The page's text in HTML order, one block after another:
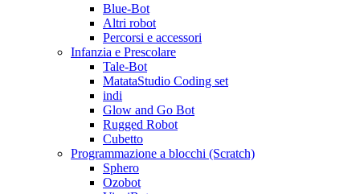
Blue-Bot
Altri robot
Percorsi e accessori
Infanzia e Prescolare
Tale-Bot
MatataStudio Coding set
indi
Glow and Go Bot
Rugged Robot
Cubetto
Programmazione a blocchi (Scratch)
Sphero
Ozobot